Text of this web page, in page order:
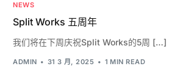
NEWS
Split Works 五周年
我们将在下周庆祝Split Works的5周 […]
ADMIN 31 3 月, 2025 1 MIN READ